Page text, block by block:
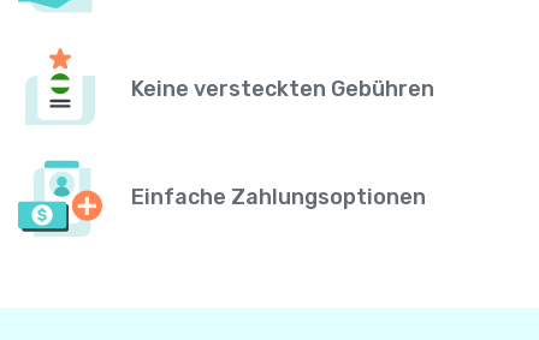
Keine versteckten Gebühren
Einfache Zahlungsoptionen